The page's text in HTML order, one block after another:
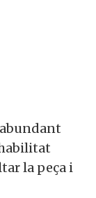
la peça i